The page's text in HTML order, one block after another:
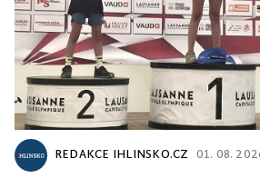
REDAKCE IHLINSKO.CZ 01. 08.